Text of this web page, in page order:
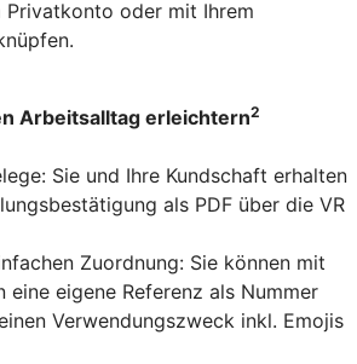
Privatkonto oder mit Ihrem
Arbeitsalltag erleichtern2
Sie und Ihre Kundschaft erhalten
als PDF über die VR
Zuordnung: Sie können mit
eine eigene Referenz als Nummer
Verwendungszweck inkl. Emojis